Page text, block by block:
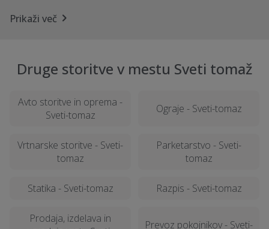
Prikaži več
Druge storitve v mestu Sveti tomaž
Avto storitve in oprema -
Sveti-tomaz
Ograje - Sveti-tomaz
Vrtnarske storitve - Sveti-
tomaz
Parketarstvo - Sveti-
tomaz
Statika - Sveti-tomaz Razpis - Sveti-tomaz
Prodaja, izdelava in
Prevoz pokojnikov - Sveti-